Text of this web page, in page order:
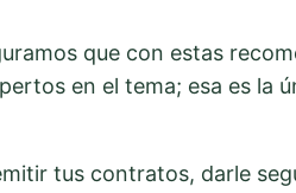
que con estas
en el tema; esa es la
tus contratos, darle